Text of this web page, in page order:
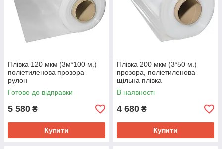
Плівка 120 мкм (3м*100 м.)
поліетиленова прозора
рулон
Готово до відправки
5 580 ₴
Купити
Плівка 200 мкм (3*50 м.)
прозора, поліетиленова
щільна плівка
В наявності
4 680 ₴
Купити